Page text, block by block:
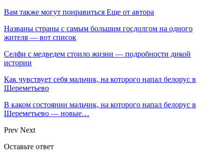
Вам также могут понравиться Еще от автора
Названы страны с самым большим госдолгом на одного
жителя — вот список
Селфи с медведем стоило жизни — подробности дикой
истории
Как чувствует себя мальчик, на которого напал белорус в
Шереметьево
В каком состоянии мальчик, на которого напал белорус в
Шереметьево — новые…
Prev Next
Оставьте ответ